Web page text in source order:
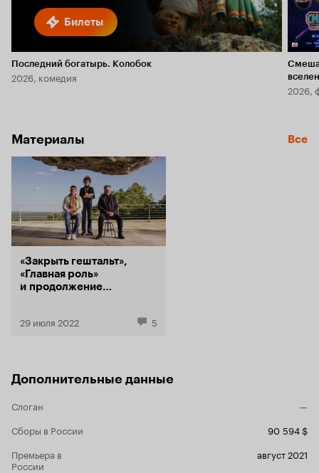
Билеты
Последний богатырь. Колобок
2026, комедия
2026,
Материалы Все
«Закрыть гештальт»,
«Главная роль»
и продолжение
в августе
29 июля 2022 5
Дополнительные данные
Слоган
—
Сборы в России
90 594 $
Премьера в
России
август 2021